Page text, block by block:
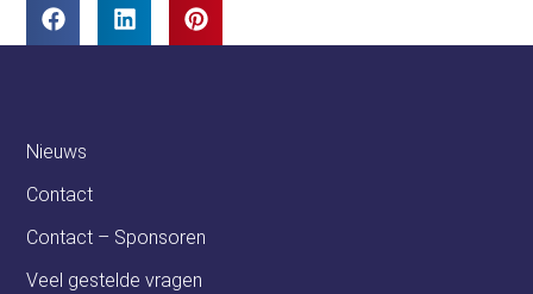
Nieuws
Contact
Contact – Sponsoren
Veel gestelde vragen